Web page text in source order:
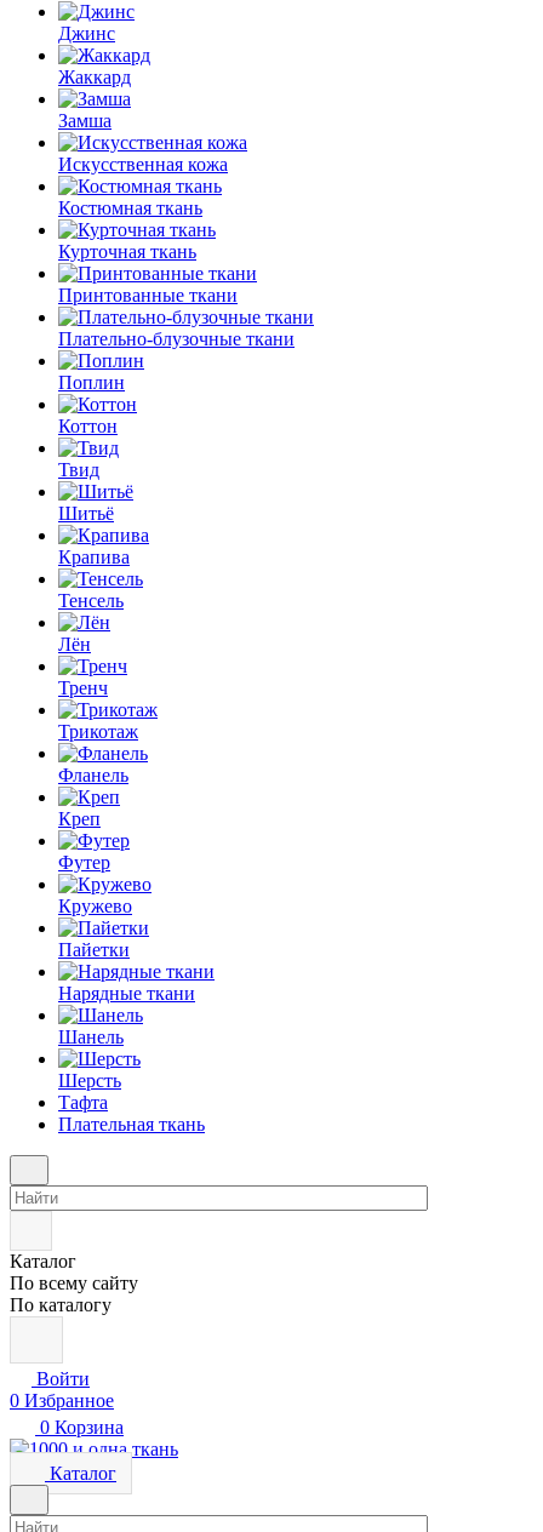
Джинс
Жаккард
Замша
Искусственная кожа
Костюмная ткань
Курточная ткань
Принтованные ткани
Плательно-блузочные ткани
Поплин
Коттон
Твид
Шитьё
Крапива
Тенсель
Лён
Тренч
Трикотаж
Фланель
Креп
Футер
Кружево
Пайетки
Нарядные ткани
Шанель
Шерсть
Тафта
Плательная ткань
Каталог
По всему сайту
По каталогу
Войти
0 Избранное
0 Корзина
Каталог